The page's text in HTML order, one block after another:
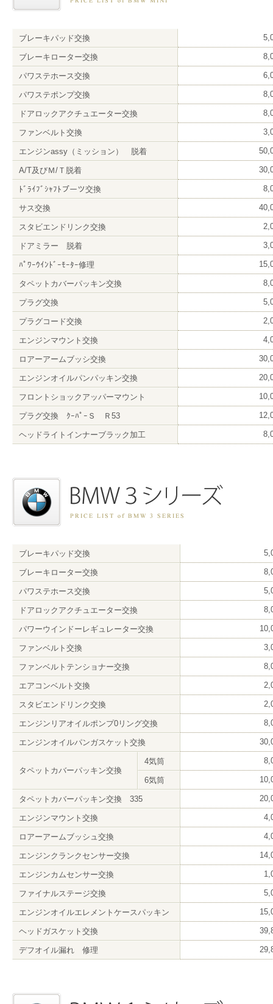
ブレーキパッド交換
ブレーキローター交換
パワステホース交換
パワステポンプ交換
ドアロックアクチュエーター交換
ファンベルト交換
エンジンassy（ミッション） 脱着
A/T及びＭ/Ｔ脱着
ﾄﾞﾗｲﾌﾞｼｬﾌﾄブーツ交換
サス交換
スタビエンドリンク交換
ドアミラー 脱着
ﾊﾟﾜｰｳｲﾝﾄﾞｰﾓｰﾀｰ修理
タペットカバーパッキン交換
プラグ交換
プラグコード交換
エンジンマウント交換
ロアーアームブッシ交換
エンジンオイルパンパッキン交換
フロントショックアッパーマウント
プラグ交換 ｸｰﾊﾟｰＳ Ｒ53
ヘッドライトインナーブラック加工
ブレーキパッド交換
ブレーキローター交換
パワステホース交換
ドアロックアクチュエーター交換
パワーウインドーレギュレーター交換
ファンベルト交換
ファンベルトテンショナー交換
エアコンベルト交換
スタビエンドリンク交換
エンジンリアオイルポンプ0リング交換
エンジンオイルパンガスケット交換
タペットカバーパッキン交換
4気筒
6気筒
タペットカバーパッキン交換 335
エンジンマウント交換
ロアーアームブッシュ交換
エンジンクランクセンサー交換
エンジンカムセンサー交換
ファイナルステージ交換
エンジンオイルエレメントケースパッキン
ヘッドガスケット交換
デフオイル漏れ 修理